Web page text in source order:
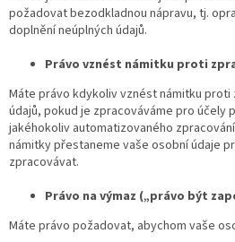
požadovat bezodkladnou nápravu, tj.
doplnění neúplných údajů.
Právo vznést námitku proti
Máte právo kdykoliv vznést námitku proti
údajů, pokud je zpracováváme pro účely
jakéhokoliv automatizovaného
námitky přestaneme vaše osobní údaje
zpracovávat.
Právo na výmaz („právo být
Máte právo požadovat, abychom vaše